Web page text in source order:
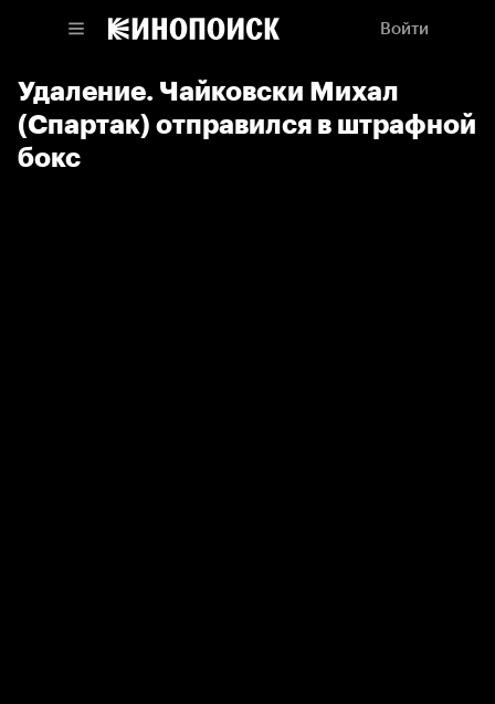
Войти
Удаление. Чайковски Михал
(Спартак) отправился в штрафной
бокс